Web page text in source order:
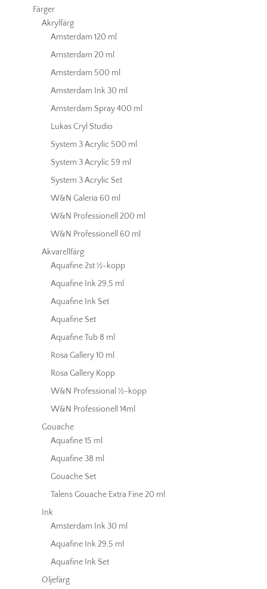
Färger
Akrylfärg
Amsterdam 120 ml
Amsterdam 20 ml
Amsterdam 500 ml
Amsterdam Ink 30 ml
Amsterdam Spray 400 ml
Lukas Cryl Studio
System 3 Acrylic 500 ml
System 3 Acrylic 59 ml
System 3 Acrylic Set
W&N Galeria 60 ml
W&N Professionell 200 ml
W&N Professionell 60 ml
Akvarellfärg
Aquafine 2st ½-kopp
Aquafine Ink 29,5 ml
Aquafine Ink Set
Aquafine Set
Aquafine Tub 8 ml
Rosa Gallery 10 ml
Rosa Gallery Kopp
W&N Professional ½-kopp
W&N Professionell 14ml
Gouache
Aquafine 15 ml
Aquafine 38 ml
Gouache Set
Talens Gouache Extra Fine 20 ml
Ink
Amsterdam Ink 30 ml
Aquafine Ink 29,5 ml
Aquafine Ink Set
Oljefärg